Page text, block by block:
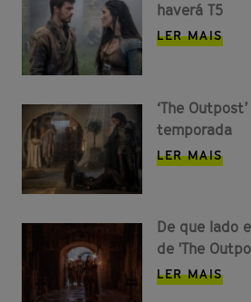
haverá T5
LER MAIS
‘The
temporada
LER MAIS
De que lado
de 'The
LER MAIS